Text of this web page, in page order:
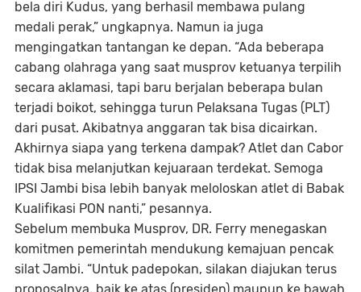
bela diri Kudus, yang berhasil membawa pulang
medali perak,” ungkapnya. Namun ia juga
mengingatkan tantangan ke depan. “Ada beberapa
cabang olahraga yang saat musprov ketuanya terpilih
secara aklamasi, tapi baru berjalan beberapa bulan
terjadi boikot, sehingga turun Pelaksana Tugas (PLT)
dari pusat. Akibatnya anggaran tak bisa dicairkan.
Akhirnya siapa yang terkena dampak? Atlet dan Cabor
tidak bisa melanjutkan kejuaraan terdekat. Semoga
IPSI Jambi bisa lebih banyak meloloskan atlet di Babak
Kualifikasi PON nanti,” pesannya.
Sebelum membuka Musprov, DR. Ferry menegaskan
komitmen pemerintah mendukung kemajuan pencak
silat Jambi. “Untuk padepokan, silakan diajukan terus
proposalnya, baik ke atas (presiden) maupun ke bawah